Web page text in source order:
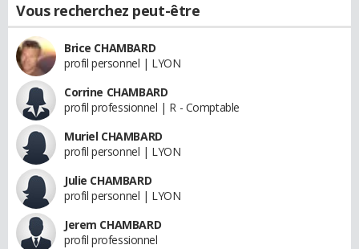
Vous recherchez peut-être
Brice CHAMBARD
profil personnel | LYON
Corrine CHAMBARD
profil professionnel | R - Comptable
Muriel CHAMBARD
profil personnel | LYON
Julie CHAMBARD
profil personnel | LYON
Jerem CHAMBARD
profil professionnel